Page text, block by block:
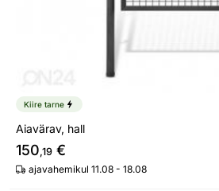
Kiire tarne
Aiavärav, hall
150,19 €
ajavahemikul 11.08 - 18.08